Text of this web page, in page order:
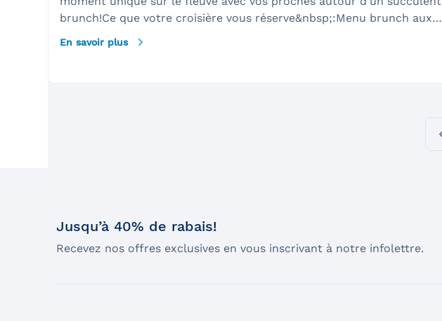
brunch!Ce que votre croisière vous réserve&nbsp;:Menu brunch aux
choix variés préparé à bordMoment privilégié sur le fleuve en famille
ou entre amisAnimation musicale et décor thématique des
En savoir plus
Jusqu’à 40% de rabais!
Recevez nos offres exclusives en vous inscrivant à notre infolettre.